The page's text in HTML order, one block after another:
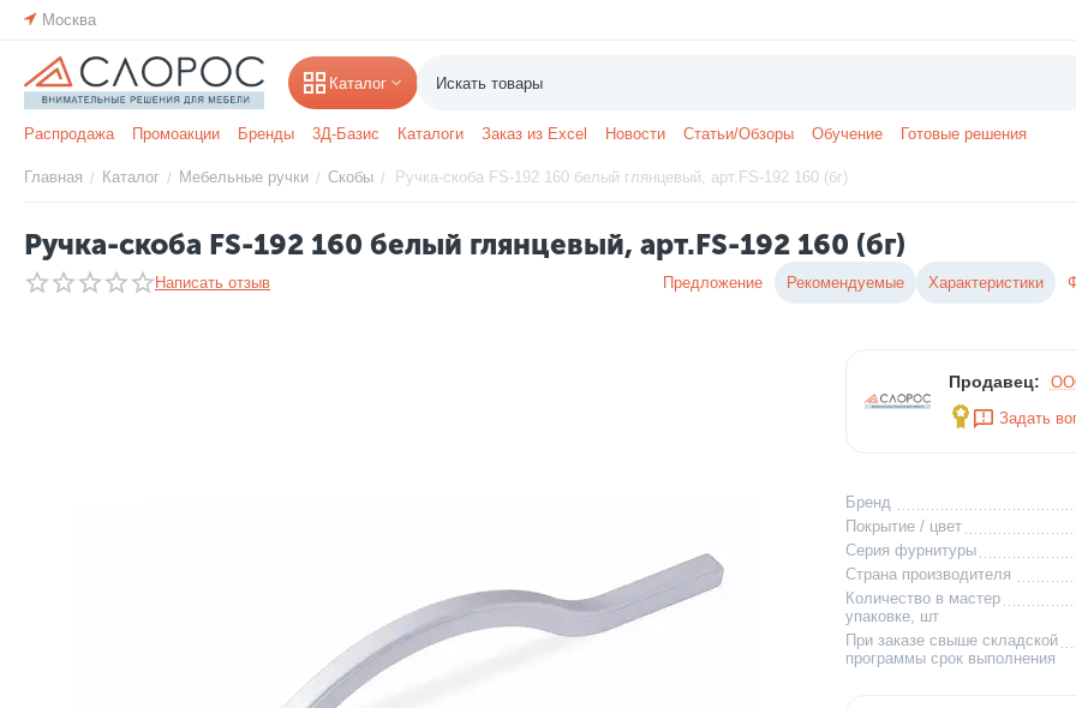
Москва
Каталог
Распродажа Промоакции Бренды 3Д-Базис Каталоги Заказ из Excel Новости Статьи/Обзоры Обучение Готовые решения
Главная / Каталог / Мебельные ручки / Скобы / Ручка-скоба FS-192 160 белый глянцевый, арт.FS-192 160 (бг)
Ручка-скоба FS-192 160 белый глянцевый, арт.FS-192 160 (бг)
Написать отзыв Предложение Рекомендуемые Характеристики
Продавец:
Задать
Бренд
Покрытие / цвет
Серия фурнитуры
Страна производителя
Количество в мастер
упаковке, шт
При заказе свыше складской
программы срок выполнения